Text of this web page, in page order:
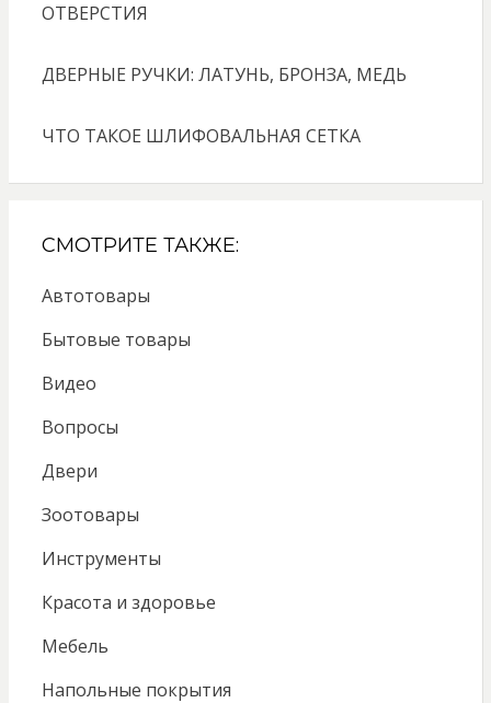
ОТВЕРСТИЯ
ДВЕРНЫЕ РУЧКИ: ЛАТУНЬ, БРОНЗА, МЕДЬ
ЧТО ТАКОЕ ШЛИФОВАЛЬНАЯ СЕТКА
СМОТРИТЕ ТАКЖЕ:
Автотовары
Бытовые товары
Видео
Вопросы
Двери
Зоотовары
Инструменты
Красота и здоровье
Мебель
Напольные покрытия